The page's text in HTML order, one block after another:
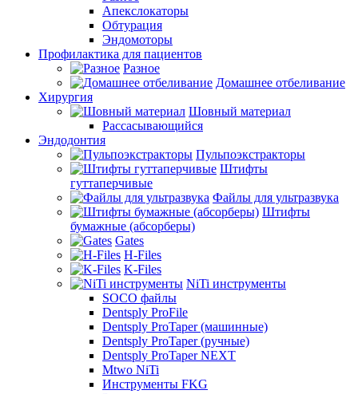
Апекслокаторы
Обтурация
Эндомоторы
Профилактика для пациентов
Разное
Домашнее отбеливание
Хирургия
Шовный материал
Рассасывающийся
Эндодонтия
Пульпоэкстракторы
Штифты
гуттаперчивые
Файлы для ультразвука
Штифты
бумажные (абсорберы)
Gates
H-Files
K-Files
NiTi инструменты
SOCO файлы
Dentsply ProFile
Dentsply ProTaper (машинные)
Dentsply ProTaper (ручные)
Dentsply ProTaper NEXT
Mtwo NiTi
Инструменты FKG